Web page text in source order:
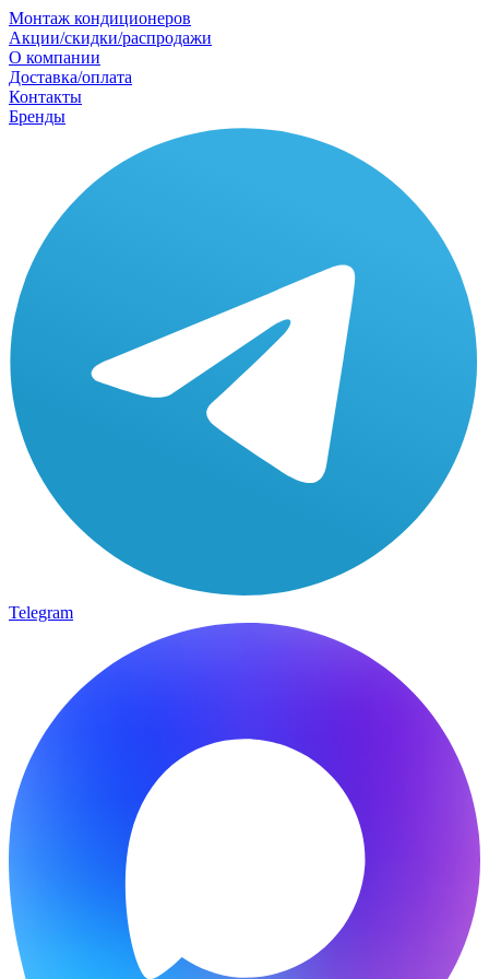
Монтаж кондиционеров
Акции/скидки/распродажи
О компании
Доставка/оплата
Контакты
Бренды
Telegram